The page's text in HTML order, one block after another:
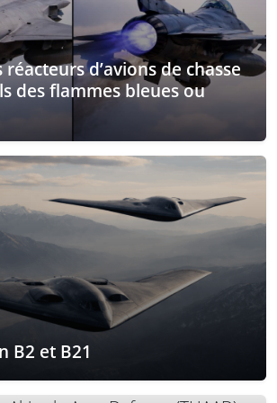
d’avions de chasse
des flammes bleues ou
B2 et B21